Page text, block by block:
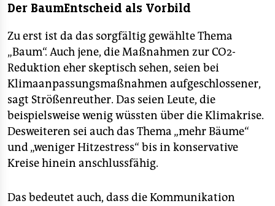
Der BaumEntscheid als Vorbild
Zu erst ist da das sorgfältig gewählte Thema
„Baum“. Auch jene, die Maßnahmen zur CO2-
Reduktion eher skeptisch sehen, seien bei
Klimaanpassungsmaßnahmen aufgeschlossener,
sagt Strößenreuther. Das seien Leute, die
beispielsweise wenig wüssten über die Klimakrise.
Desweiteren sei auch das Thema „mehr Bäume“
und „weniger Hitzestress“ bis in konservative
Kreise hinein anschlussfähig.
Das bedeutet auch, dass die Kommunikation